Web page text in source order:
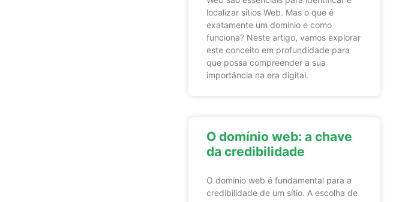
localizar sítios Web. Mas o que é
exatamente um domínio e como
funciona? Neste artigo, vamos explorar
este conceito em profundidade para
que possa compreender a sua
importância na era digital.
O domínio web: a chave
da credibilidade
O domínio web é fundamental para a
credibilidade de um sítio. A escolha de